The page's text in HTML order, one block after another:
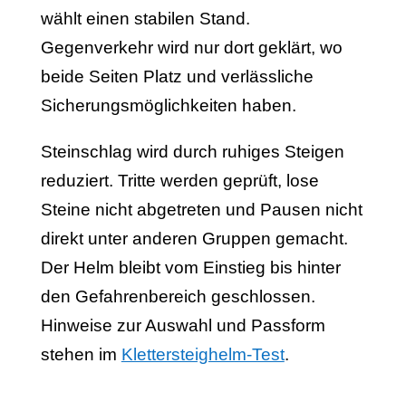
wählt einen stabilen Stand.
Gegenverkehr wird nur dort geklärt, wo
beide Seiten Platz und verlässliche
Sicherungsmöglichkeiten haben.
Steinschlag wird durch ruhiges Steigen
reduziert. Tritte werden geprüft, lose
Steine nicht abgetreten und Pausen nicht
direkt unter anderen Gruppen gemacht.
Der Helm bleibt vom Einstieg bis hinter
den Gefahrenbereich geschlossen.
Hinweise zur Auswahl und Passform
stehen im Klettersteighelm-Test.